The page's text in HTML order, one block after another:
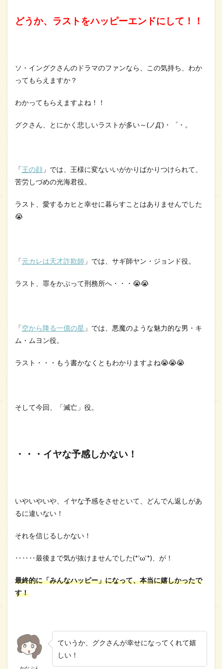
どうか、ラストをハッピーエンドにして！！
ソ・イングクさんのドラマのファンなら、この気持ち、わか
ってもらえますか？
わかってもらえますよね！！
グクさん、とにかく悲しいラストが多い～(ノД`)・゜・。
「王の顔 」では、王様に変ないいがかりばかりつけられて、
苦労しづめの光海君役。
ラスト、愛するカヒと幸せに暮らすことはありませんでした
😭
「元カレは天才詐欺師 」では、サギ師ヤン・ジョンド役。
ラスト、罪をかぶって刑務所へ・・・😭😭
「空から降る一億の星 」では、悪魔のような魅力的な男・キ
ム・ムヨン役。
ラスト・・・もう書かなくともわかりますよね😭😭😭
そして今回、「滅亡」役。
・・・イヤな予感しかない！
いやいやいや、イヤな予感をさせといて、どんでん返しがあ
るに違いない！
それを信じるしかない！
‥‥‥最後まで気が抜けませんでした(*’ω’*)、が！
最終的に「みんなハッピー」になって、本当に嬉しかったで
す！
ていうか、グクさんが幸せになってくれて嬉
しい！